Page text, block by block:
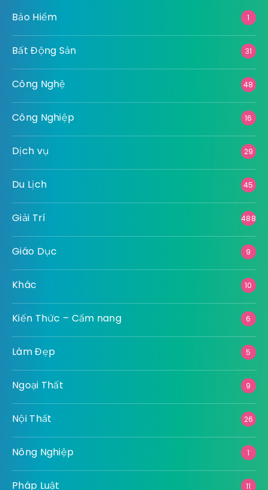
Bảo Hiểm 1
Bất Động Sản 31
Công Nghệ 48
Công Nghiệp 16
Dịch vụ 29
Du Lịch 45
Giải Trí 488
Giáo Dục 9
Khác 10
Kiến Thức – Cẩm nang 6
Làm Đẹp 5
Ngoại Thất 9
Nội Thất 26
Nông Nghiệp 1
Pháp Luật 11